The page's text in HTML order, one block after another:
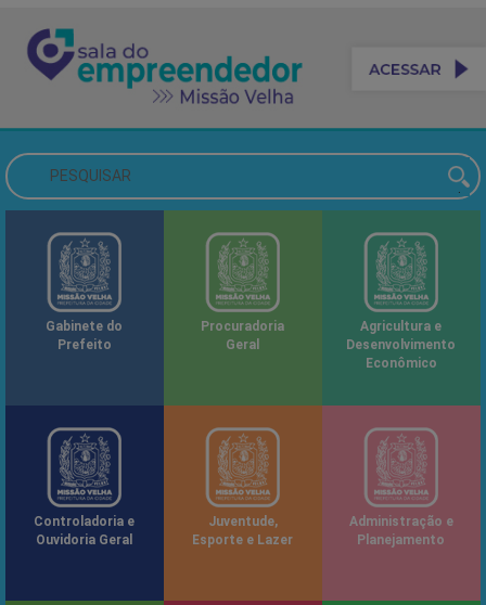
Gabinete do
Prefeito
Procuradoria
Geral
Agricultura e
Desenvolvimento
Econômico
Controladoria e
Ouvidoria Geral
Juventude,
Esporte e Lazer
Administração e
Planejamento